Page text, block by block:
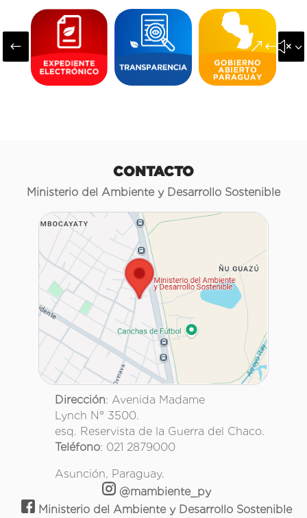
#
CONTACTO
Ministerio del Ambiente y Desarrollo Sostenible
Dirección: Avenida Madame
Lynch N° 3500.
esq. Reservista de la Guerra del Chaco.
Teléfono: 021 2879000
Asunción, Paraguay.
@mambiente_py
Ministerio del Ambiente y Desarrollo Sostenible